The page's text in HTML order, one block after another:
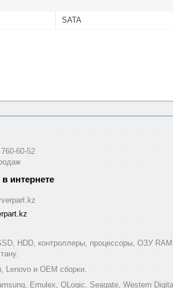
SATA
60-52
HDD, контроллеры, процессоры, ОЗУ
Lenovo и ОЕМ сборки.
Emulex, QLogic, Seagate, Western